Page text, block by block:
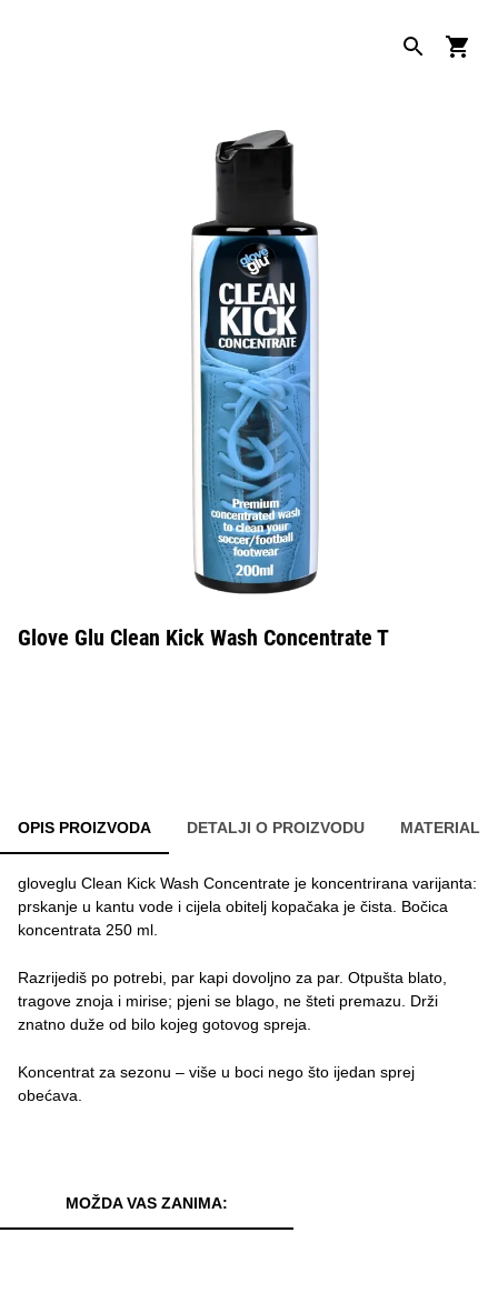
Glove Glu Clean Kick Wash Concentrate T
OPIS PROIZVODA DETALJI O PROIZVODU MATERIAL
gloveglu Clean Kick Wash Concentrate je koncentrirana varijanta:
prskanje u kantu vode i cijela obitelj kopačaka je čista. Bočica
koncentrata 250 ml.
Razrijediš po potrebi, par kapi dovoljno za par. Otpušta blato,
tragove znoja i mirise; pjeni se blago, ne šteti premazu. Drži
znatno duže od bilo kojeg gotovog spreja.
Koncentrat za sezonu – više u boci nego što ijedan sprej
obećava.
MOŽDA VAS ZANIMA: